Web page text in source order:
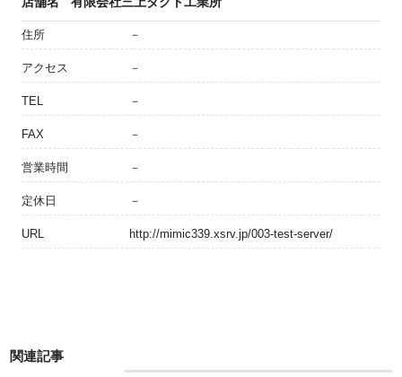
住所 －
アクセス －
TEL －
FAX －
営業時間 －
定休日 －
URL http://mimic339.xsrv.jp/003-test-server/
関連記事